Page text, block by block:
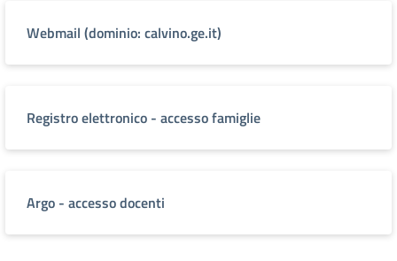
Webmail (dominio: calvino.ge.it)
Registro elettronico - accesso famiglie
Argo - accesso docenti